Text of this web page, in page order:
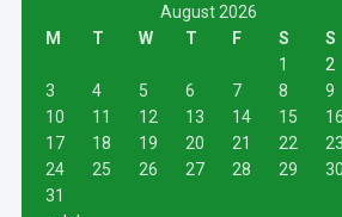
August 2026
M
T W T F S
S
1
2
3
4 5 6 7 8
9
10
11 12 13 14 15
16
17
18 19 20 21 22
23
24
25 26 27 28 29
30
31